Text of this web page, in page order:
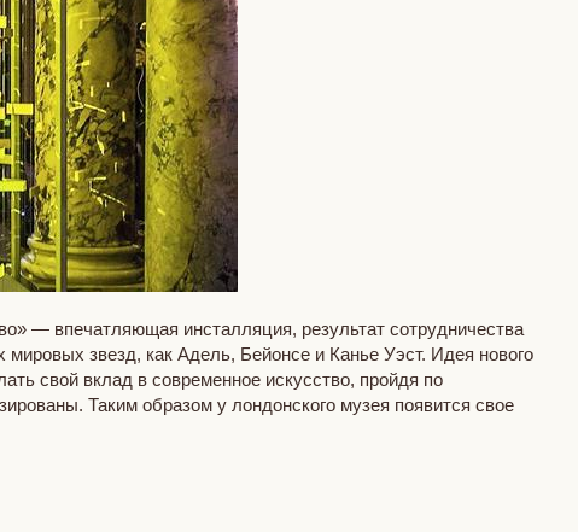
— впечатляющая инсталляция, результат сотрудничества
звезд, как Адель, Бейонсе и Канье Уэст. Идея нового
свой вклад в современное искусство, пройдя по
Таким образом у лондонского музея появится свое